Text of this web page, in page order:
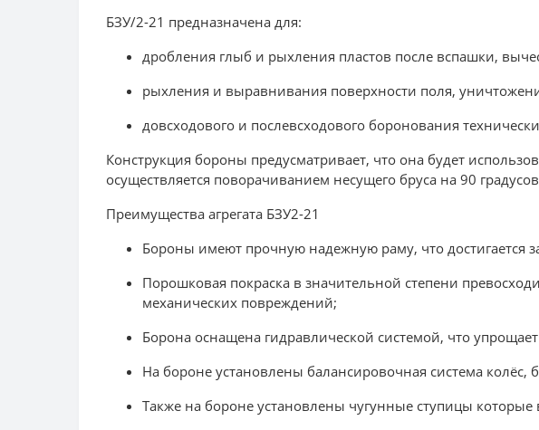
БЗУ/2-21 предназначена для:
дробления глыб и рыхления пластов после вспашки,
рыхления и выравнивания поверхности поля,
довсходового и послевсходового боронования
Конструкция бороны предусматривает, что она будет
осуществляется поворачиванием несущего бруса на 90
Преимущества агрегата БЗУ2-21
Бороны имеют прочную надежную раму, что достигается
Порошковая покраска в значительной степени
механических повреждений;
Борона оснащена гидравлической системой, что упрощает
На бороне установлены балансировочная система
Также на бороне установлены чугунные ступицы